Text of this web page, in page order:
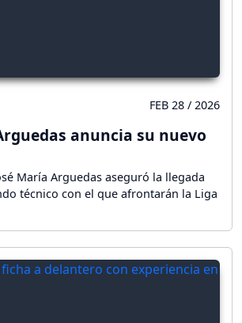
FEB 28 / 2026
anuncia su nuevo
María Arguedas aseguró la llegada
técnico con el que afrontarán la Liga